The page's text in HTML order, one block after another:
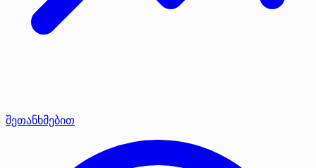
შეთანხმებით